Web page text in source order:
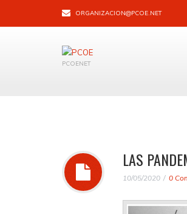
ORGANIZACION@PCOE.NET
PCOENET
LAS
10/05/2020 0